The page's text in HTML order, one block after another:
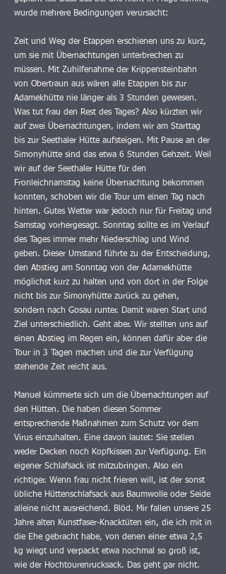
wurde mehrere Bedingungen verursacht:
Zeit und Weg der Etappen erschienen uns zu kurz,
um sie mit Übernachtungen unterbrechen zu
müssen. Mit Zuhilfenahme der Krippensteinbahn
von Obertraun aus wären alle Etappen bis zur
Adamekhütte nie länger als 3 Stunden gewesen.
Was tut frau den Rest des Tages? Also kürzten wir
auf zwei Übernachtungen, indem wir am Starttag
bis zur Seethaler Hütte aufsteigen. Mit Pause an der
Simonyhütte sind das etwa 6 Stunden Gehzeit. Weil
wir auf der Seethaler Hütte für den
Fronleichnamstag keine Übernachtung bekommen
konnten, schoben wir die Tour um einen Tag nach
hinten. Gutes Wetter war jedoch nur für Freitag und
Samstag vorhergesagt. Sonntag sollte es im Verlauf
des Tages immer mehr Niederschlag und Wind
geben. Dieser Umstand führte zu der Entscheidung,
den Abstieg am Sonntag von der Adamekhütte
möglichst kurz zu halten und von dort in der Folge
nicht bis zur Simonyhütte zurück zu gehen,
sondern nach Gosau runter. Damit waren Start und
Ziel unterschiedlich. Geht aber. Wir stellten uns auf
einen Abstieg im Regen ein, können dafür aber die
Tour in 3 Tagen machen und die zur Verfügung
stehende Zeit reicht aus.
Manuel kümmerte sich um die Übernachtungen auf
den Hütten. Die haben diesen Sommer
entsprechende Maßnahmen zum Schutz vor dem
Virus einzuhalten. Eine davon lautet: Sie stellen
weder Decken noch Kopfkissen zur Verfügung. Ein
eigener Schlafsack ist mitzubringen. Also ein
richtiger. Wenn frau nicht frieren will, ist der sonst
übliche Hüttenschlafsack aus Baumwolle oder Seide
alleine nicht ausreichend. Blöd. Mir fallen unsere 25
Jahre alten Kunstfaser-Knacktüten ein, die ich mit in
die Ehe gebracht habe, von denen einer etwa 2,5
kg wiegt und verpackt etwa nochmal so groß ist,
wie der Hochtourenrucksack. Das geht gar nicht.